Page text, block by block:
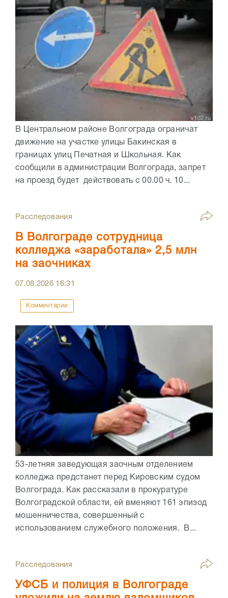
В Центральном районе Волгограда ограничат
движение на участке улицы Бакинская в
границах улиц Печатная и Школьная. Как
сообщили в администрации Волгограда, запрет
на проезд будет действовать с 00.00 ч. 10...
Расследования
В Волгограде сотрудница
колледжа «заработала» 2,5 млн
на заочниках
07.08.2026 16:31
Комментарии
53-летняя заведующая заочным отделением
колледжа предстанет перед Кировским судом
Волгограда. Как рассказали в прокуратуре
Волгоградской области, ей вменяют 161 эпизод
мошенничества, совершенный с
использованием служебного положения. В...
Расследования
УФСБ и полиция в Волгограде